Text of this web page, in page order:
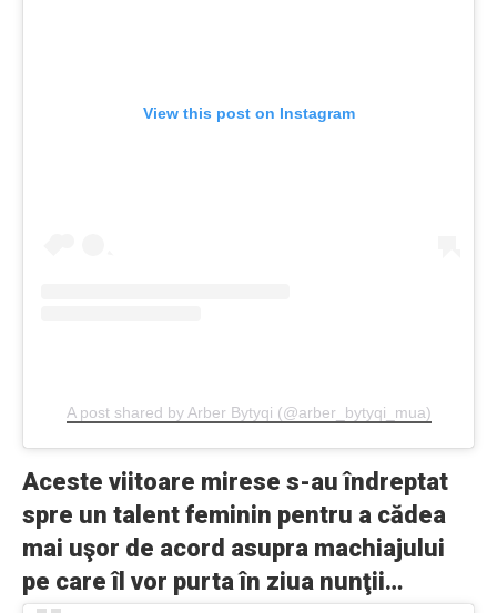
View this post on Instagram
A post shared by Arber Bytyqi (@arber_bytyqi_mua)
Aceste viitoare mirese s-au îndreptat
spre un talent feminin pentru a cădea
mai uşor de acord asupra machiajului
pe care îl vor purta în ziua nunţii…